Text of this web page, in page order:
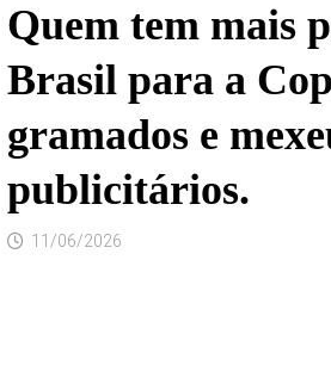
Quem tem mais
Brasil para a
gramados e
publicitários.
11/06/2026